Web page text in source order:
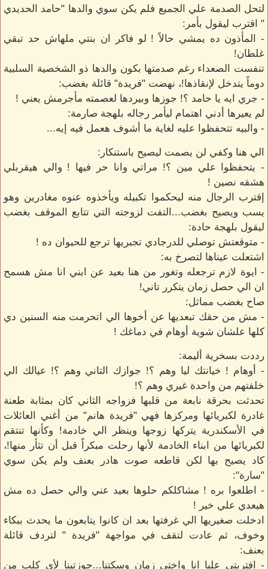
لتحل الصدمة علي الجميع فلم يكن سوي والدها "حامد الحديدي
" اقترب ليقول بأمر:
- المأذون ده يمشي حالاً ! لو فاكر ان بنتي ملهاش حد تبقي
غلطان!
تنفست الصعداء رغم صدمتها بكون والدها ذو الشخصية السلبية
دوماً يتدخل لإنقاذها!، نهضت "فريدة" قائلة بغضب:
- جري ايه يا حامد ؟! جوزها وبيردها لعصمته مأجرمش يعني !
لم يعيرها أدني اهتمام ليأمر رجاله بلهجة صارمة:
- والبيه تتحفظوا عليه لغاية ما أشوف هعمل فيه إيه...
الي هنا وكفي لن يصمت ليصيح باستنكار:
- يتحفظوا علي مين ؟! مراتي وانا حر فيها ! والي هيقربلي
هشقه نصين !
إقترب الرجال منه ليحكموا تكبيله ويأخذوه عنوه مغادرين وهو
يسب ويصيح بغضب...التفت لزوجته التي تتابع الموقف بغضب
ليقول بلهجة حادة:
- متوقعتش توصلي للدرجادي تجبريها ترجع للحيوان ده !
اشتعلت عيناها لتصرخ به:
- ايوة لازم ترجعله وتغور من هنا بعيد عن ابني انا مش هسمح
ان الي حصل زمان يتكرر تاني!
صاح بغضب مماثل:
- مش من حقك تبعديها عن أخوها الي اتحرمت منه السنين دي
كلها علشان شوية أوهام في دماغك !
رددت بسخرية أليمة:
- أوهام ! خيانتك ليا وهم ؟! جوازك التاني وهم ؟! عيالك الي
خلفتهم من واحدة غيري وهم ؟!
تحدثت بحرقة نابعة من قلبها فزواجه الثاني كان بمثابة طعنة
غادرة لكبريائها ومركزها فهي "فريدة هانم" من أغني العائلات
في الأسكندرية يتركها زوجها وينظر الي خادمة! وكأنها تنتقم
لكبريائها من ابناء الخادمة لأنها رحلت مبكراً قبل أن تثأر منها!،
كاد يصيح بها لكن قاطعه صوت هادر بعنف ولم يكن سوي
"سارة":
- اطلعوا بره ! مشاكلكم حلوها بعيد عني والي حصل ده مش
هيعدي علي خير !
ادخلت صغيريها الي غرفتها بعد ان كانوا يتابعون ما يحدث ببكاء
وخوف، ثم عادت لتقف في مواجهة "فريدة " لتردف قائلة
بعنف:
- افتريتي عليا انا واختي زمان وسكتنا...جوزتينا لأي كلب من